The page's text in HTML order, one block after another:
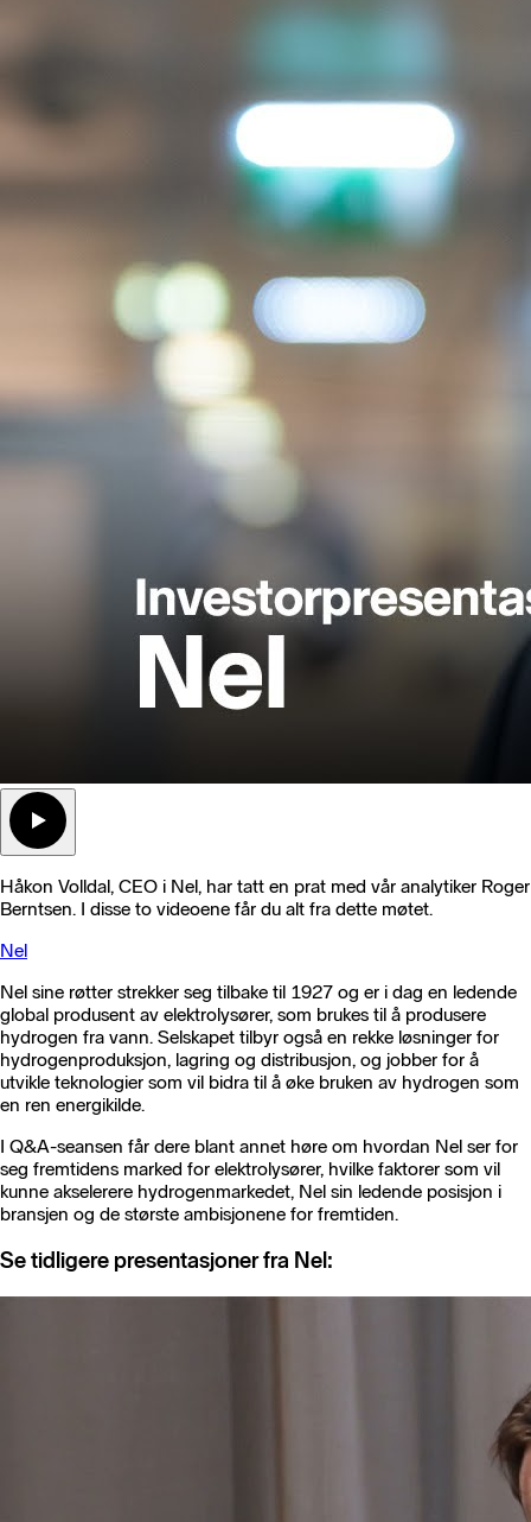
Håkon Volldal, CEO i Nel, har tatt en prat med vår analytiker Roger
Berntsen. I disse to videoene får du alt fra dette møtet.
Nel
Nel sine røtter strekker seg tilbake til 1927 og er i dag en ledende
global produsent av elektrolysører, som brukes til å produsere
hydrogen fra vann. Selskapet tilbyr også en rekke løsninger for
hydrogenproduksjon, lagring og distribusjon, og jobber for å
utvikle teknologier som vil bidra til å øke bruken av hydrogen som
en ren energikilde.
I Q&A-seansen får dere blant annet høre om hvordan Nel ser for
seg fremtidens marked for elektrolysører, hvilke faktorer som vil
kunne akselerere hydrogenmarkedet, Nel sin ledende posisjon i
bransjen og de største ambisjonene for fremtiden.
Se tidligere presentasjoner fra Nel: